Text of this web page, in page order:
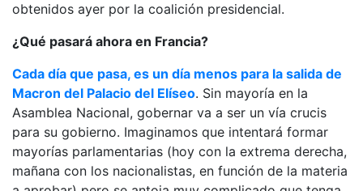
obtenidos ayer por la coalición presidencial.
¿Qué pasará ahora en Francia?
Cada día que pasa, es un día menos para la salida de
Macron del Palacio del Elíseo. Sin mayoría en la
Asamblea Nacional, gobernar va a ser un vía crucis
para su gobierno. Imaginamos que intentará formar
mayorías parlamentarias (hoy con la extrema derecha,
mañana con los nacionalistas, en función de la materia